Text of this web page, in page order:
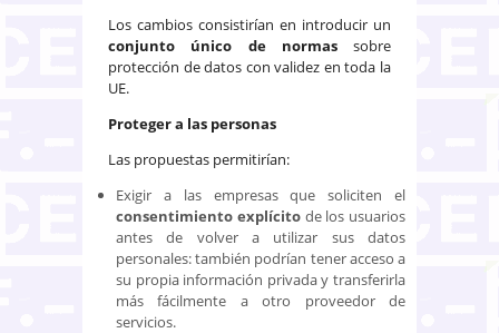
Los cambios consistirían en introducir un
conjunto único de normassobre
protección de datos con validez en toda la
UE.
Proteger a las personas
Las propuestas permitirían:
Exigir a las empresas que soliciten el
consentimiento explícitode los usuarios
antes de volver a utilizar sus datos
personales: también podrían tener acceso a
su propia información privada y transferirla
más fácilmente a otro proveedor de
servicios.